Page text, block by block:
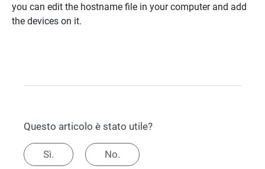
you can edit the hostname file in your computer and add
the devices on it.
Questo articolo è stato utile?
Sì. No.